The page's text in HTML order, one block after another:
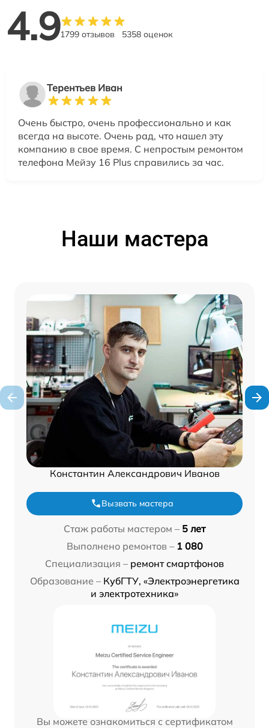
4.91799 отзывов 5358 оценок
Терентьев Иван
Очень быстро, очень профессионально и как
всегда на высоте. Очень рад, что нашел эту
компанию в свое время. С непростым ремонтом
телефона Мейзу 16 Plus справились за час.
Наши мастера
Константин Александрович Иванов
Вызвать мастера
Стаж работы мастером – 5 лет
Выполнено ремонтов – 1 080
Специализация – ремонт смартфонов
Образование – КубГТУ, «Электроэнергетика
и электротехника»
Вы можете ознакомиться с сертификатом